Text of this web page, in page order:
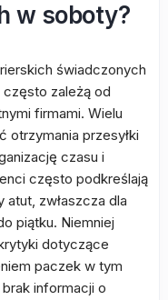
w soboty?
świadczonych
zależą od
firmami. Wielu
otrzymania przesyłki
czasu i
często podkreślają
zwłaszcza dla
piątku. Niemniej
dotyczące
paczek w tym
informacji o